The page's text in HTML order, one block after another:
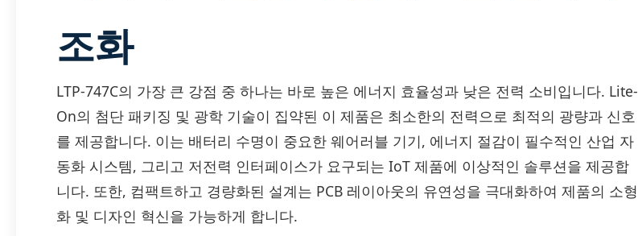
조화
LTP-747C의 가장 큰 강점 중 하나는 바로 높은 에너지 효율성과 낮은 전력 소비입니다. Lite-
On의 첨단 패키징 및 광학 기술이 집약된 이 제품은 최소한의 전력으로 최적의 광량과 신호
를 제공합니다. 이는 배터리 수명이 중요한 웨어러블 기기, 에너지 절감이 필수적인 산업 자
동화 시스템, 그리고 저전력 인터페이스가 요구되는 IoT 제품에 이상적인 솔루션을 제공합
니다. 또한, 컴팩트하고 경량화된 설계는 PCB 레이아웃의 유연성을 극대화하여 제품의 소형
화 및 디자인 혁신을 가능하게 합니다.